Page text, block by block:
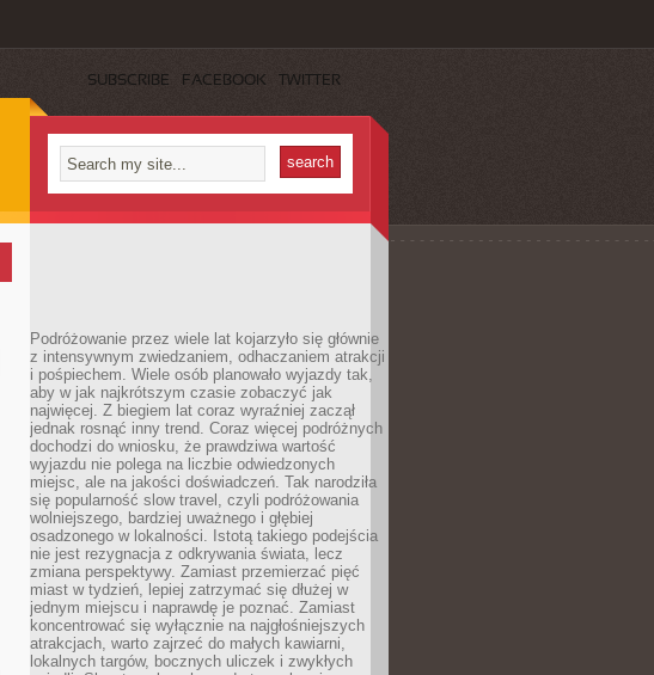
SUBSCRIBE FACEBOOK TWITTER
Podróżowanie przez wiele lat kojarzyło się głównie
z intensywnym zwiedzaniem, odhaczaniem atrakcji
i pośpiechem. Wiele osób planowało wyjazdy tak,
aby w jak najkrótszym czasie zobaczyć jak
najwięcej. Z biegiem lat coraz wyraźniej zaczął
jednak rosnąć inny trend. Coraz więcej podróżnych
dochodzi do wniosku, że prawdziwa wartość
wyjazdu nie polega na liczbie odwiedzonych
miejsc, ale na jakości doświadczeń. Tak narodziła
się popularność slow travel, czyli podróżowania
wolniejszego, bardziej uważnego i głębiej
osadzonego w lokalności. Istotą takiego podejścia
nie jest rezygnacja z odkrywania świata, lecz
zmiana perspektywy. Zamiast przemierzać pięć
miast w tydzień, lepiej zatrzymać się dłużej w
jednym miejscu i naprawdę je poznać. Zamiast
koncentrować się wyłącznie na najgłośniejszych
atrakcjach, warto zajrzeć do małych kawiarni,
lokalnych targów, bocznych uliczek i zwykłych